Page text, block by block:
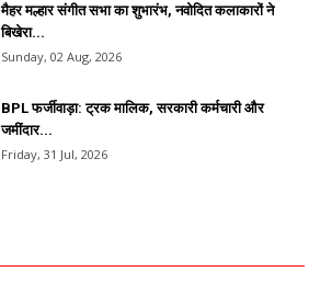
मैहर मल्हार संगीत सभा का शुभारंभ, नवोदित कलाकारों ने
बिखेरा...
Sunday, 02 Aug, 2026
BPL फर्जीवाड़ा: ट्रक मालिक, सरकारी कर्मचारी और
जमींदार...
Friday, 31 Jul, 2026